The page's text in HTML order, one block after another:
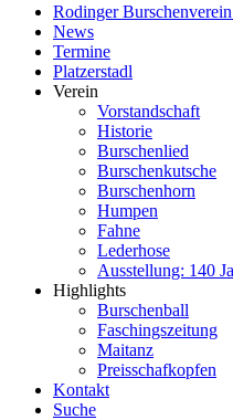
Rodinger
News
Termine
Platzerstadl
Verein
Vorstandschaft
Historie
Burschenlied
Burschenkutsche
Burschenhorn
Humpen
Fahne
Lederhose
Ausstellung: 140
Highlights
Burschenball
Faschingszeitung
Maitanz
Preisschafkopfen
Kontakt
Suche